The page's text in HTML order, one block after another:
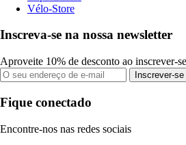
Vélo-Store
Inscreva-se na nossa newsletter
Aproveite 10% de desconto ao inscrever-
Inscrever-se
Fique conectado
Encontre-nos nas redes sociais